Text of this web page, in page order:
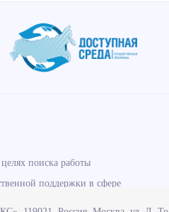
поиска работы
поддержки в сфере